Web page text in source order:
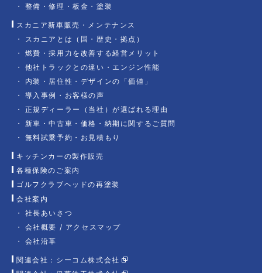
整備・修理・板金・塗装
スカニア新車販売・メンテナンス
スカニアとは（国・歴史・拠点）
燃費・採用力を改善する経営メリット
他社トラックとの違い・エンジン性能
内装・居住性・デザインの「価値」
導入事例・お客様の声
正規ディーラー（当社）が選ばれる理由
新車・中古車・価格・納期に関するご質問
無料試乗予約・お見積もり
キッチンカーの製作販売
各種保険のご案内
ゴルフクラブヘッドの再塗装
会社案内
社長あいさつ
会社概要 / アクセスマップ
会社沿革
関連会社：シーコム株式会社